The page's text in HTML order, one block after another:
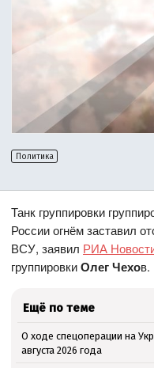
Политика
Танк группировки
России огнём заставил
ВСУ, заявил РИА
группировкиОлег Чехов.
Ещё по теме
О ходе спецоперации на
августа 2026 года